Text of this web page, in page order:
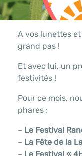
A vos lunettes et
grand pas !
Et avec lui, un
festivités !
Pour ce mois,
phares :
– Le Festival
– La Fête de la